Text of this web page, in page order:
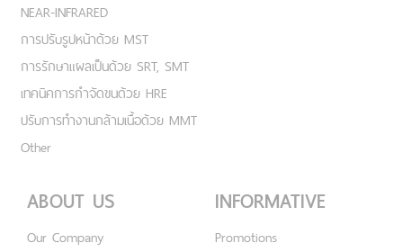
NEAR-INFRARED
การปรับรูปหน้าด้วย MST
การรักษาแผลเป็นด้วย SRT, SMT
เทคนิคการกำจัดขนด้วย HRE
ปรับการทำงานกล้ามเนื้อด้วย MMT
Other
ABOUT US
Our Company
INFORMATIVE
Promotions